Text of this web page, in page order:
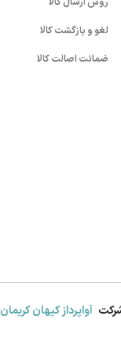
لغو و بازگشت کالا
ضمانت اصالت کالا
آواپرداز کیهان کریمان